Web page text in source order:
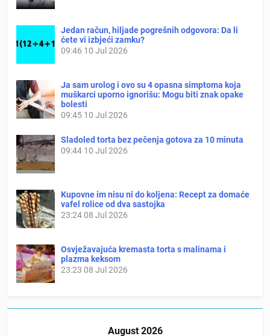
Jedan račun, hiljade pogrešnih odgovora: Da li
ćete vi izbjeći zamku?
09:46 10 Jul 2026
Ja sam urolog i ovo su 4 opasna simptoma koja
muškarci uporno ignorišu: Mogu biti znak opake
bolesti
09:45 10 Jul 2026
Sladoled torta bez pečenja gotova za 10 minuta
09:44 10 Jul 2026
Kupovne im nisu ni do koljena: Recept za domaće
vafel rolice od dva sastojka
23:2408 Jul 2026
Osvježavajuća kremasta torta s malinama i
plazma keksom
23:23 08 Jul 2026
August 2026